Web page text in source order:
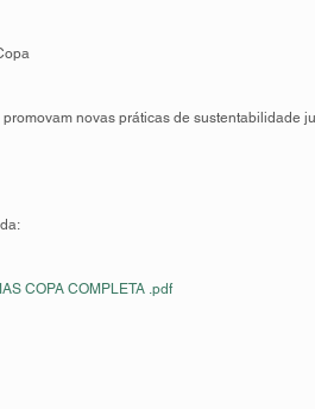
promovam novas práticas de sustentabilidade
COPA COMPLETA .pdf